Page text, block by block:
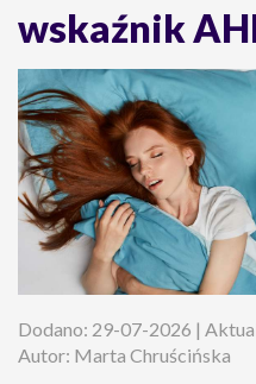
wskaźnik
Dodano: 29-07-2026 |
Autor: Marta Chruścińska